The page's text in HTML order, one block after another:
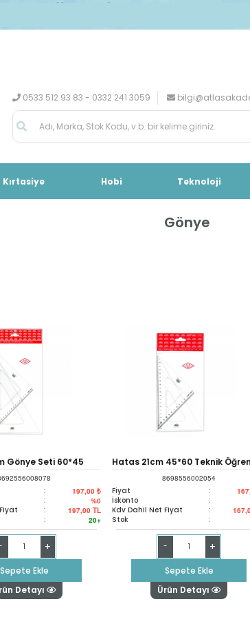
0533 512 93 83 - 0332 241 3059
Kırtasiye Hobi Teknoloji
Gönye
Gönye Seti 60*45
: 197,00 ₺
: %0
: 197,00 TL
: 20+
+
Sepete Ekle
Detayı
Hatas 21cm 45*60 Teknik
Gönye Seti 0805
8698556002054
Fiyat :
İskonto :
Kdv Dahil Net Fiyat :
Stok :
- +
Sepete Ekle
Ürün Detayı